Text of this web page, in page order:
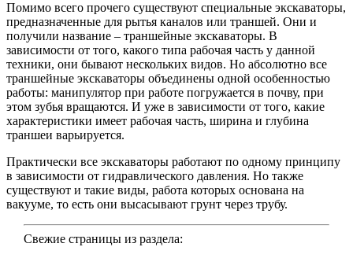
Помимо всего прочего существуют специальные экскаваторы,
предназначенные для рытья каналов или траншей. Они и
получили название – траншейные экскаваторы. В
зависимости от того, какого типа рабочая часть у данной
техники, они бывают нескольких видов. Но абсолютно все
траншейные экскаваторы объединены одной особенностью
работы: манипулятор при работе погружается в почву, при
этом зубья вращаются. И уже в зависимости от того, какие
характеристики имеет рабочая часть, ширина и глубина
траншеи варьируется.
Практически все экскаваторы работают по одному принципу
в зависимости от гидравлического давления. Но также
существуют и такие виды, работа которых основана на
вакууме, то есть они высасывают грунт через трубу.
Свежие страницы из раздела: